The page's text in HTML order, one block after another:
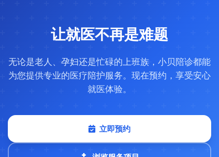
让就医不再是难题
无论是老人、孕妇还是忙碌的上班族，小贝陪诊都能
为您提供专业的医疗陪护服务。现在预约，享受安心
就医体验。
立即预约